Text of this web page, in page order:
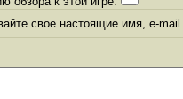
свое настоящие имя, e-